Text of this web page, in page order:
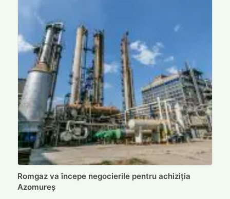
Romgaz va începe negocierile pentru achiziția
Azomureș